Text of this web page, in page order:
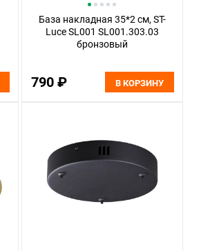
База накладная 35*2 см, ST-
Luce SL001 SL001.303.03
бронзовый
790 ₽ В КОРЗИНУ